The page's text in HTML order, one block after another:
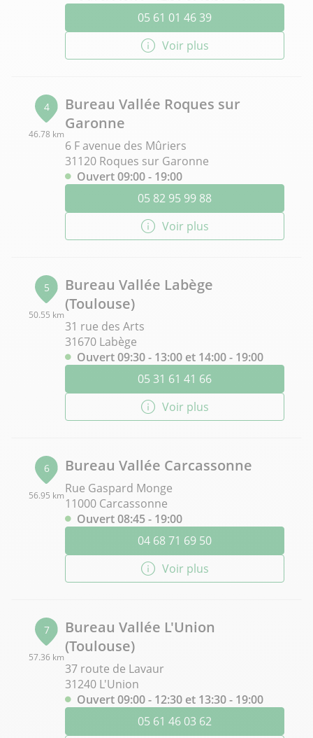
05 61 01 46 39
Voir plus
4
46.78 km
Bureau Vallée Roques sur
Garonne
6 F avenue des Mûriers
31120 Roques sur Garonne
Ouvert 09:00 - 19:00
05 82 95 99 88
Voir plus
5
50.55 km
Bureau Vallée Labège
(Toulouse)
31 rue des Arts
31670 Labège
Ouvert 09:30 - 13:00 et 14:00 - 19:00
05 31 61 41 66
Voir plus
6
56.95 km
Bureau Vallée Carcassonne
Rue Gaspard Monge
11000 Carcassonne
Ouvert 08:45 - 19:00
04 68 71 69 50
Voir plus
7
57.36 km
Bureau Vallée L'Union
(Toulouse)
37 route de Lavaur
31240 L'Union
Ouvert 09:00 - 12:30 et 13:30 - 19:00
05 61 46 03 62